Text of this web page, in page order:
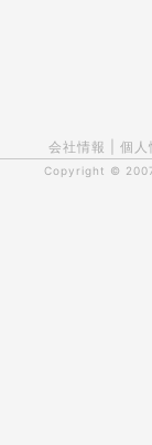
会社情報 個人
Copyright ©